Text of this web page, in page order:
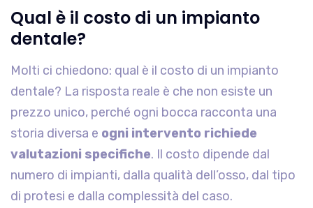
Qual è il costo di un impianto
dentale?
Molti ci chiedono: qual è il costo di un impianto
dentale? La risposta reale è che non esiste un
prezzo unico, perché ogni bocca racconta una
storia diversa e ogni intervento richiede
valutazioni specifiche. Il costo dipende dal
numero di impianti, dalla qualità dell’osso, dal tipo
di protesi e dalla complessità del caso.